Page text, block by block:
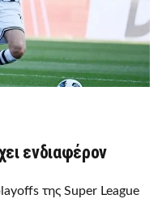
ενδιαφέρον
της Super League